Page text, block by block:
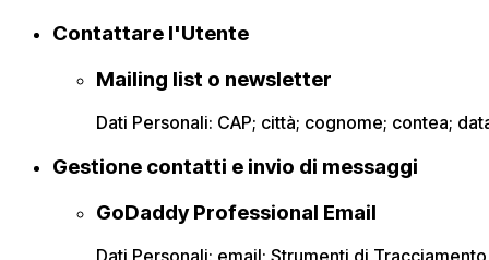
Contattare l'Utente
Mailing list o newsletter
Dati Personali: CAP; città; cognome; contea;
Gestione contatti e invio di messaggi
GoDaddy Professional Email